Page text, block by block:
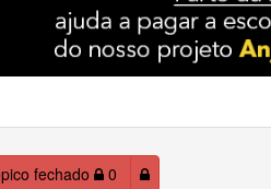
fechado 0